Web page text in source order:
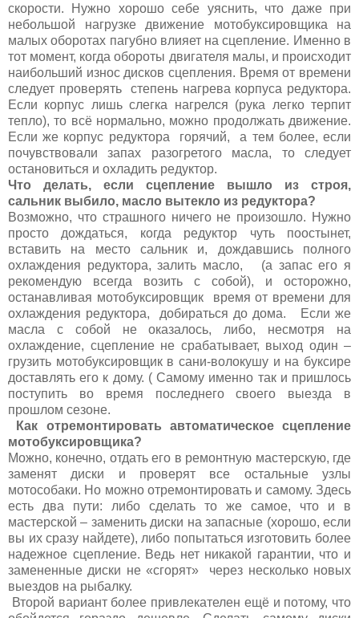
скорости. Нужно хорошо себе уяснить, что даже при
небольшой нагрузке движение мотобуксировщика на
малых оборотах пагубно влияет на сцепление. Именно в
тот момент, когда обороты двигателя малы, и происходит
наибольший износ дисков сцепления. Время от времени
следует проверять степень нагрева корпуса редуктора.
Если корпус лишь слегка нагрелся (рука легко терпит
тепло), то всё нормально, можно продолжать движение.
Если же корпус редуктора горячий, а тем более, если
почувствовали запах разогретого масла, то следует
остановиться и охладить редуктор.
Что делать, если сцепление вышло из строя,
сальник выбило, масло вытекло из редуктора?
Возможно, что страшного ничего не произошло. Нужно
просто дождаться, когда редуктор чуть поостынет,
вставить на место сальник и, дождавшись полного
охлаждения редуктора, залить масло, (а запас его я
рекомендую всегда возить с собой), и осторожно,
останавливая мотобуксировщик время от времени для
охлаждения редуктора, добираться до дома. Если же
масла с собой не оказалось, либо, несмотря на
охлаждение, сцепление не срабатывает, выход один –
грузить мотобуксировщик в сани-волокушу и на буксире
доставлять его к дому. ( Самому именно так и пришлось
поступить во время последнего своего выезда в
прошлом сезоне.
Как отремонтировать автоматическое сцепление
мотобуксировщика?
Можно, конечно, отдать его в ремонтную мастерскую, где
заменят диски и проверят все остальные узлы
мотособаки. Но можно отремонтировать и самому. Здесь
есть два пути: либо сделать то же самое, что и в
мастерской – заменить диски на запасные (хорошо, если
вы их сразу найдете), либо попытаться изготовить более
надежное сцепление. Ведь нет никакой гарантии, что и
замененные диски не «сгорят» через несколько новых
выездов на рыбалку.
Второй вариант более привлекателен ещё и потому, что